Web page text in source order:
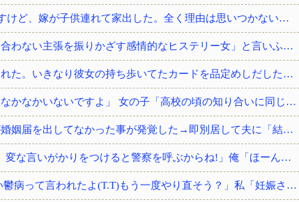
4/6私、結婚したい職業NO.1の公務員なんですけど、嫁が子供連れて家出した。全く理由は思いつかないけど強いてあげるとすれば母のせいかもしれない。嫁のせいでアトピー悪化しそう→
同僚男性とのお付き合いを断ったら「理屈に合わない主張を振りかざす感情的なヒステリー女」と言いふらされて・・・
彼女が中古カードショップで男に話しかけられた。いきなり彼女の持ち歩いてたカードを品定めしだしたらしく…
俺「すごいですね、俺の名字一発で読める人なかなかいないですよ」 女の子「高校の頃の知り合いに同じ名字の人が居まして」
戸籍謄本を取りに行ったのがきっかけで夫が婚姻届を出してなかった事が発覚した→即別居して夫に「結婚詐欺だから訴える！」と伝えたら信じられない...
俺「ぶつけましたよね?」女「私は知らない、変な言いがかりをつけると警察を呼ぶからね!」俺「ほーん」→スーパーの駐車場で当て逃げされた！警察に...
【ロミメ】 元夫「僕ね、病院に行ったら凄い鬱病って言われたよ(T.T)もう一度やり直そう？」私「妊娠させた女子高生はどうなったわけ！？」